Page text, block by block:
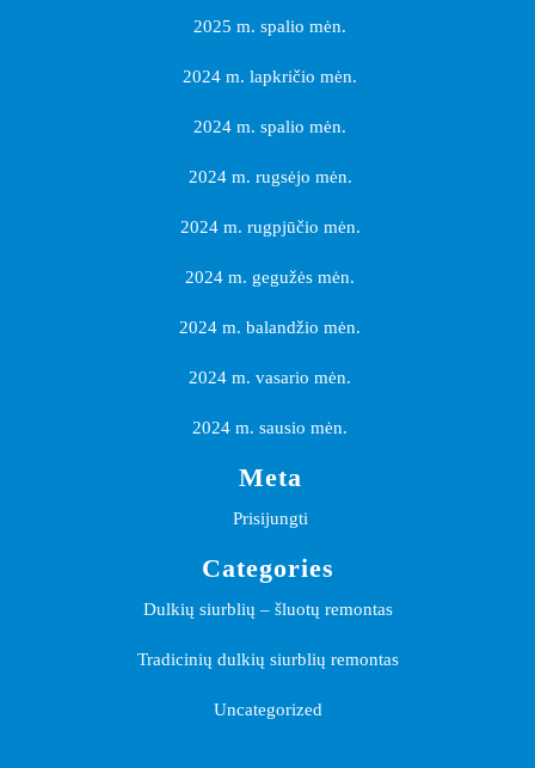
2025 m. spalio mėn.
2024 m. lapkričio mėn.
2024 m. spalio mėn.
2024 m. rugsėjo mėn.
2024 m. rugpjūčio mėn.
2024 m. gegužės mėn.
2024 m. balandžio mėn.
2024 m. vasario mėn.
2024 m. sausio mėn.
Meta
Prisijungti
Categories
Dulkių siurblių – šluotų remontas
Tradicinių dulkių siurblių remontas
Uncategorized